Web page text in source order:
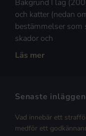
Bakgrund I lag
och katter (nedan
bestämmelser
skador och
Läs mer
Senaste inläggen
Vad innebär ett
medför ett